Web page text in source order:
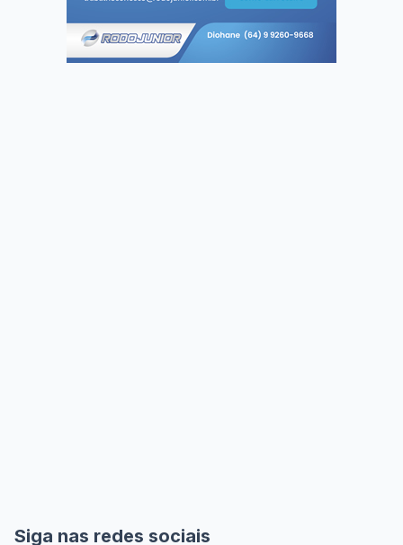
Siga nas redes sociais